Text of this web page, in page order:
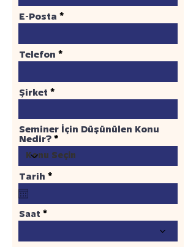
E-Posta
Telefon
Şirket
Seminer İçin Düşünülen Konu
Nedir?
Tarih *r
e
u
Saat